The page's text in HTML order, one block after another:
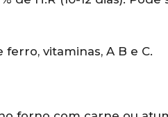
vitaminas, A B e C.